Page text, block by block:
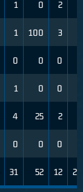
1 0 2
1 100 3
0 0 0
1 0 0
4 25 2
0 0 0
31 52 12 28